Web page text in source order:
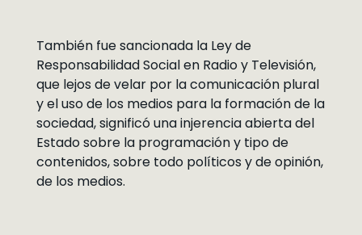
También fue sancionada la Ley de
Responsabilidad Social en Radio y Televisión,
que lejos de velar por la comunicación plural
y el uso de los medios para la formación de la
sociedad, significó una injerencia abierta del
Estado sobre la programación y tipo de
contenidos, sobre todo políticos y de opinión,
de los medios.